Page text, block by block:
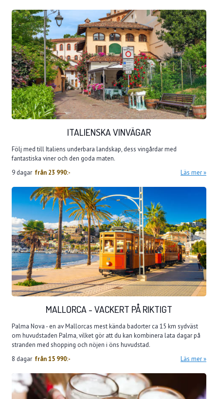
ITALIENSKA VINVÄGAR
Följ med till Italiens underbara landskap, dess vingårdar med
fantastiska viner och den goda maten.
9 dagar från 23 990:- Läs mer
MALLORCA - VACKERT PÅ RIKTIGT
Palma Nova - en av Mallorcas mest kända badorter ca 15 km sydväst
om huvudstaden Palma, vilket gör att du kan kombinera lata dagar på
stranden med shopping och nöjen i öns huvudstad.
8 dagar från15 990:- Läs mer